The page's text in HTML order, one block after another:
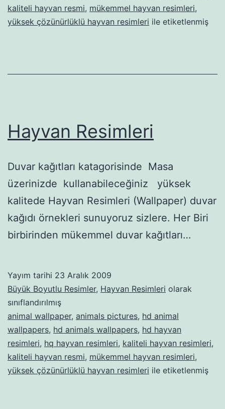
kaliteli hayvan resmi, mükemmel hayvan resimleri,
yüksek çözünürlüklü hayvan resimleri ile etiketlenmiş
Hayvan Resimleri
Duvar kağıtları katagorisinde Masa
üzerinizde kullanabileceğiniz yüksek
kalitede Hayvan Resimleri (Wallpaper) duvar
kağıdı örnekleri sunuyoruz sizlere. Her Biri
birbirinden mükemmel duvar kağıtları…
Yayım tarihi 23 Aralık 2009
Büyük Boyutlu Resimler, Hayvan Resimleri olarak
sınıflandırılmış
animal wallpaper, animals pictures, hd animal
wallpapers, hd animals wallpapers, hd hayvan
resimleri, hq hayvan resimleri, kaliteli hayvan resimleri,
kaliteli hayvan resmi, mükemmel hayvan resimleri,
yüksek çözünürlüklü hayvan resimleri ile etiketlenmiş